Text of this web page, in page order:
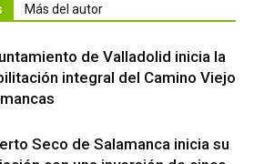
Más del autor
de Valladolid inicia la
integral del Camino Viejo
Seco de Salamanca inicia su